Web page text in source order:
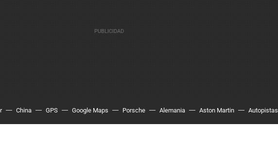
China GPS Google Maps Porsche Alemania Aston Martin Autopistas